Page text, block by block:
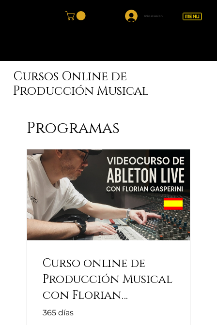
Iniciar sesión
Cursos Online de
Producción Musical
Programas
Curso online de
Producción Musical
con Florian
Gasperini
365 días